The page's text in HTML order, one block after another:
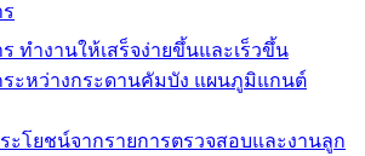
ทำงานให้เสร็จง่ายขึ้นและเร็วขึ้น
ระหว่างกระดานคัมบัง แผนภูมิแกนต์
ะโยชน์จากรายการตรวจสอบและงานลูก